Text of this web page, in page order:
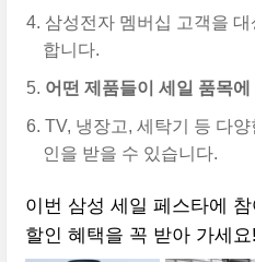
삼성전자 멤버십 고객을
합니다.
어떤 제품들이 세일 품목
TV, 냉장고, 세탁기 등 다
인을 받을 수 있습니다.
이번 삼성 세일 페스타에
할인 혜택을 꼭 받아 가세요!